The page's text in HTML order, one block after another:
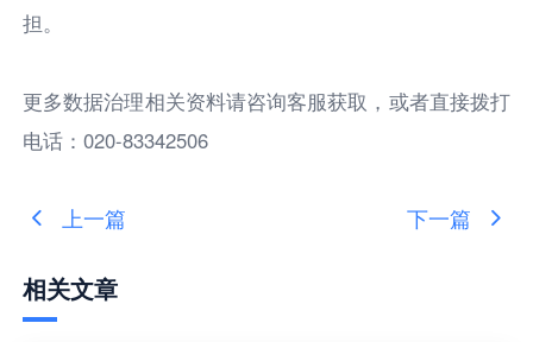
担。
更多数据治理相关资料请咨询客服获取，或者直接拨打
电话：020-83342506
上一篇 下一篇
相关文章